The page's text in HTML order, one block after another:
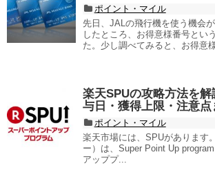
ポイント・マイル
先日、JALの飛行機を使う機会
したところ、お得意様番号とい
た。少し調べてみると、お得意
楽天SPUの攻略方法を
与日・獲得上限・注意点
ポイント・マイル
楽天市場には、SPUがあります
ー）は、Super Point Up
アッププ...